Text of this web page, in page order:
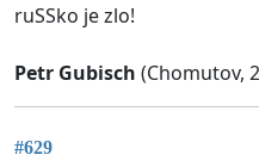
ruSSko je zlo!
Petr Gubisch (Chomutov,
#629